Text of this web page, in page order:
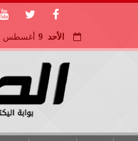
الأحد 9 أغسطس